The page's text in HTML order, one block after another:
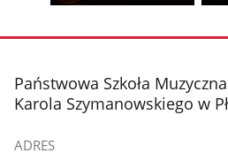
zdjęcie
galerii.
stopka
Państwowa Szkoła
Karola Szymanowskiego w
ADRES